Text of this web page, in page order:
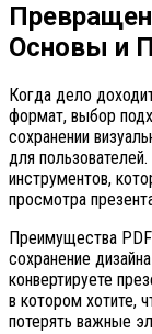
Основы и
Когда дело
формат, выбор
сохранении
для
инструментов,
просмотра
Преимущества
сохранение
конвертируете
в котором хотите,
потерять важные